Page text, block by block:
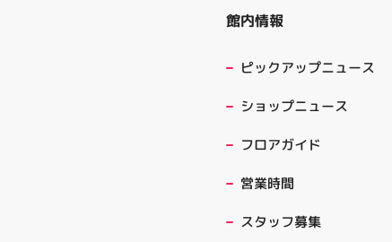
館内情報
ピックアップニュース
ショップニュース
フロアガイド
営業時間
スタッフ募集